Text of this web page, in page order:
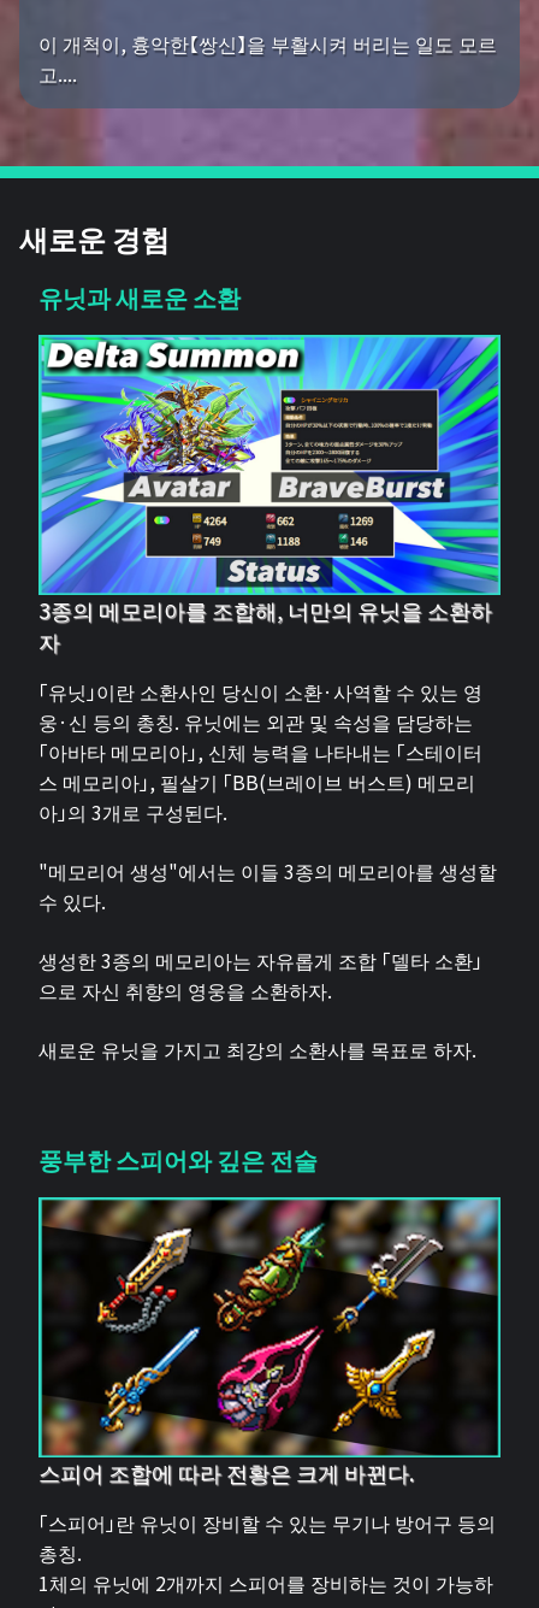
이 개척이, 흉악한【쌍신】을 부활시켜 버리는 일도 모르
고....
새로운 경험
유닛과 새로운 소환
3종의 메모리아를 조합해, 너만의 유닛을 소환하
자
「유닛」이란 소환사인 당신이 소환·사역할 수 있는 영
웅·신 등의 총칭. 유닛에는 외관 및 속성을 담당하는
「아바타 메모리아」, 신체 능력을 나타내는 「스테이터
스 메모리아」, 필살기 「BB(브레이브 버스트) 메모리
아」의 3개로 구성된다.
"메모리어 생성"에서는 이들 3종의 메모리아를 생성할
수 있다.
생성한 3종의 메모리아는 자유롭게 조합 「델타 소환」
으로 자신 취향의 영웅을 소환하자.
새로운 유닛을 가지고 최강의 소환사를 목표로 하자.
풍부한 스피어와 깊은 전술
스피어 조합에 따라 전황은 크게 바뀐다.
「스피어」란 유닛이 장비할 수 있는 무기나 방어구 등의
총칭.
1체의 유닛에 2개까지 스피어를 장비하는 것이 가능하